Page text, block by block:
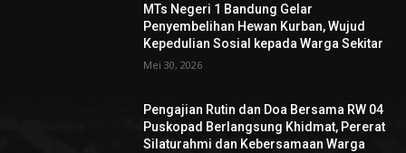
MTs Negeri 1 Bandung Gelar
Penyembelihan Hewan Kurban, Wujud
Kepedulian Sosial kepada Warga Sekitar
Mei 30, 2026
Pengajian Rutin dan Doa Bersama RW 04
Puskopad Berlangsung Khidmat, Pererat
Silaturahmi dan Kebersamaan Warga